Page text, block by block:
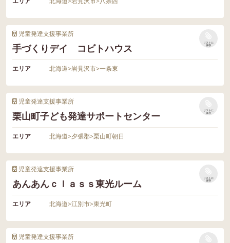
児童発達支援事業所
手づくりデイ コビトハウス
リストに
保存
エリア 北海道>岩見沢市>一条東
児童発達支援事業所
栗山町子ども発達サポートセンター
リストに
保存
エリア 北海道>夕張郡>栗山町朝日
児童発達支援事業所
あんあんｃｌａｓｓ東光ルーム
リストに
保存
エリア 北海道>江別市>東光町
児童発達支援事業所